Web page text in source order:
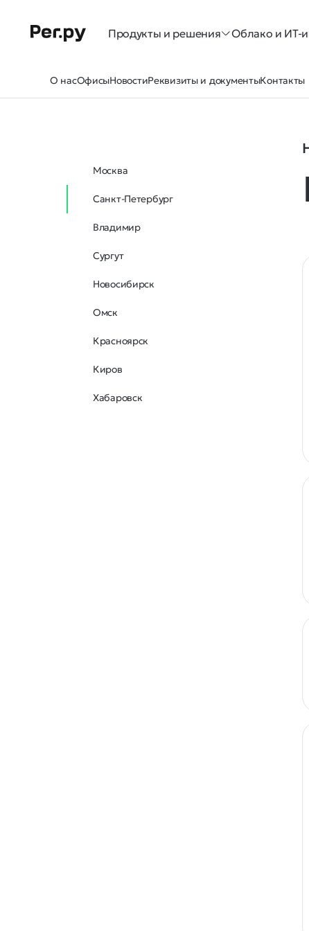
Продукты и решения Облако и ИТ-
О насОфисыНовостиРеквизиты и документыКонтакты
Москва
Санкт-Петербург
Владимир
Сургут
Новосибирск
Омск
Красноярск
Киров
Хабаровск